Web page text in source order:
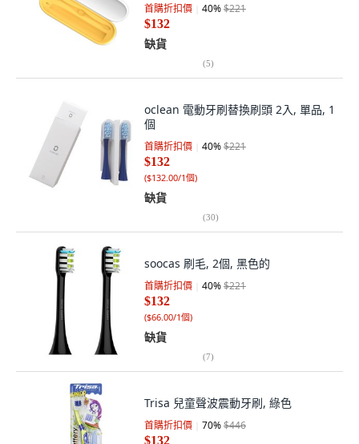
首購折扣價 40%$221
$132
缺貨
(5)
oclean 電動牙刷替換刷頭 2入, 單品, 1
個
首購折扣價 40%$221
$132
($132.00/1個)
缺貨
(30)
soocas 刷毛, 2個, 黑色的
首購折扣價 40%$221
$132
($66.00/1個)
缺貨
(7)
Trisa 兒童聲波震動牙刷, 綠色
首購折扣價 70%$446
$132